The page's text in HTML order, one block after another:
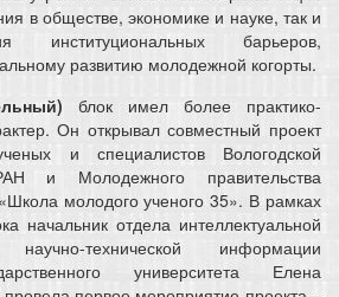
в обществе, экономике и науке, так и
институциональных барьеров,
развитию молодежной когорты.
блок имел более практико-
Он открывал совместный проект
и специалистов Вологодской
и Молодежного правительства
молодого ученого 35». В рамках
начальник отдела интеллектуальной
технической информации
университета Елена